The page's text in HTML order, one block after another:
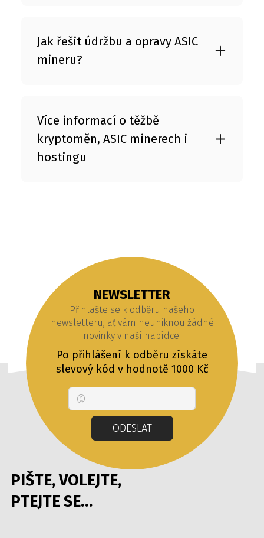
Jak řešit údržbu a opravy ASIC
mineru?
Více informací o těžbě
kryptoměn, ASIC minerech i
hostingu
PIŠTE, VOLEJTE,
PTEJTE SE…
NEWSLETTER
Přihlašte se k odběru našeho
newsletteru, ať vám neuniknou žádné
novinky v naší nabídce.
Po přihlášení k odběru získáte
slevový kód v hodnotě 1000 Kč
ODESLAT